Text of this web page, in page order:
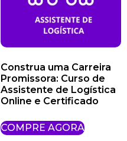
Construa uma Carreira
Promissora: Curso de
Assistente de Logística
Online e Certificado
COMPRE AGORA